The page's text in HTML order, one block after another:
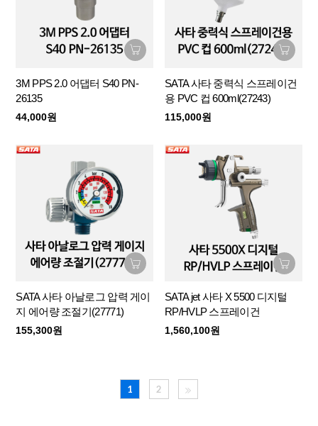
3M PPS 2.0 어댑터 S40 PN-
26135
44,000원
SATA 사타 중력식 스프레이건
용 PVC 컵 600ml(27243)
115,000원
SATA 사타 아날로그 압력 게이
지 에어량 조절기(27771)
155,300원
SATA jet 사타 X 5500 디지털
RP/HVLP 스프레이건
1,560,100원
1 2